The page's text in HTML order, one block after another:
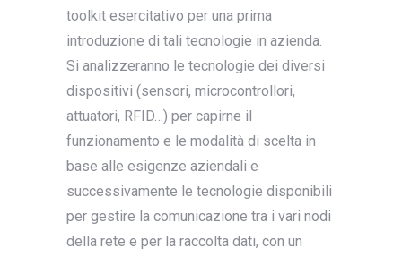
toolkit esercitativo per una prima
introduzione di tali tecnologie in azienda.
Si analizzeranno le tecnologie dei diversi
dispositivi (sensori, microcontrollori,
attuatori, RFID…) per capirne il
funzionamento e le modalità di scelta in
base alle esigenze aziendali e
successivamente le tecnologie disponibili
per gestire la comunicazione tra i vari nodi
della rete e per la raccolta dati, con un